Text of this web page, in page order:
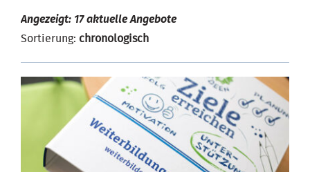
Angezeigt: 17 aktuelle Angebote
Sortierung: chronologisch